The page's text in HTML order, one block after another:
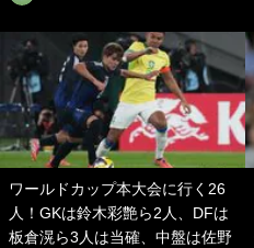
ワールドカップ本大会に行く26
人！GKは鈴木彩艶ら2人、DFは
板倉滉ら3人は当確、中盤は佐野